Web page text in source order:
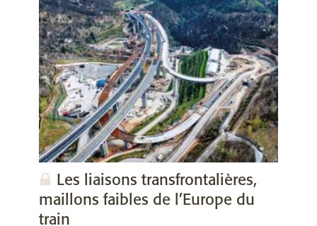
Les liaisons transfrontalières,
maillons faibles de l’Europe du
train